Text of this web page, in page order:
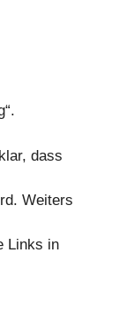
dass
Weiters
Links in